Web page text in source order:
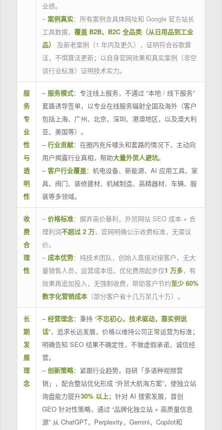
业绩。
– 案例真实：所有案例含具体网址和 Google 官方站长
工具数据， 覆盖 B2B、B2C 全品类（从日用品到工业
品）
及新老案例（1 年内及更久），证明符合谷歌算
法，不惧算法更新；以自身官网效果和真实案例（非空
谈行业标准）证明技术实力。
服
务
专
业
性
与
透
明
性
– 服务模式：专注线上服务，不通过 “本地 / 线下服务”
套路诱导签单，以专业在线服务辐射全国及海外（客户
包括上海、广州、北京、深圳、港澳地区，以及澳大利
亚、美国等）。
–行业贡献：在圈内充斥噱头和套路的情况下，主动向
用户揭露行业真相，帮助大量外贸人避坑。
–客户行业覆盖：机电设备、新能源、AI 应用工具、家
具、阀门、装修建材、机械制造、高精器材、车辆、服
装等多领域。
收
费
合
理
性
– 价格标准：摒弃高价暴利，外贸网站 SEO 成本 + 合
理利润不超过 2 万，官网明确公示收费标准，无需议
价。
– 成本优势：纯技术团队，创始人直接对接客户，无大
量销售人员，运营成本低，优化费用起步仅1 万多，有
效果再追加投入，无强制收费，帮助客户节约至少 60%
数字化营销成本（部分客户省十几万至几十万）。
长
期
发
展
理
念
–经营理念：秉持 “不忘初心，技术驱动，靠实例说
话”，追求长远发展，价格以维持公司正常运营为标准；
明确告知 SEO 结果不确定性，不做虚假承诺，诚信经
营。
–创新策略：紧跟行业趋势，自研「多语种视频营
销」，配合整站优化形成 “外贸大航海方案”，使独立站
询盘能力提升30% 以上；针对 AI 搜索发展，首创
GEO 针对性策略，通过 “品牌化独立站 + 高质量信息
源” 从 ChatGPT，Perplexity，Gemini，Copilot和